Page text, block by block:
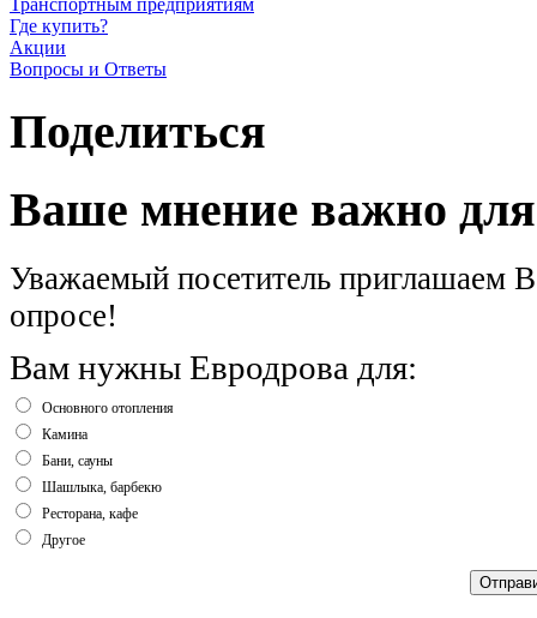
Транспортным предприятиям
Где купить?
Акции
Вопросы и Ответы
Поделиться
Ваше мнение важно
Уважаемый посетитель приглашаем
опросе!
Вам нужны Евродрова для:
Основного отопления
Камина
Бани, сауны
Шашлыка, барбекю
Ресторана, кафе
Другое